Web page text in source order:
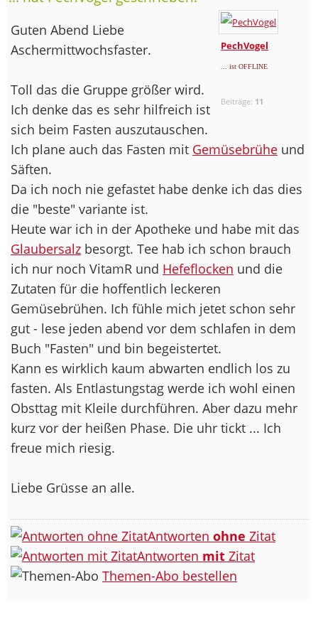
PechVogel
... ist OFFLINE
Beiträge: 11
Guten Abend Liebe
Aschermittwochsfaster.
Toll das die Gruppe größer wird.
Ich denke das es sehr hilfreich ist
sich beim Fasten auszutauschen.
Ich plane auch das Fasten mit Gemüsebrühe und
Säften.
Da ich noch nie gefastet habe denke ich das dies
die "beste" variante ist.
Heute war ich in der Apotheke und habe mit das
Glaubersalz besorgt. Tee hab ich schon brauch
ich nur noch VitamR und Hefeflocken und die
Zutaten für die hoffentlich leckeren
Gemüsebrühen. Ich fühle mich jetet schon sehr
gut - lese jeden abend vor dem schlafen in dem
Buch "Fasten" und bin begeistertet.
Kann es wirklich kaum abwarten endlich los zu
fasten. Als Entlastungstag werde ich wohl einen
Obsttag mit Kleile durchführen. Aber dazu mehr
kurz vor der heißen Phase. Die uhr tickt ... Ich
freue mich riesig.
Liebe Grüsse an alle.
Antworten ohne Zitat
Antworten mit Zitat
Themen-Abo bestellen